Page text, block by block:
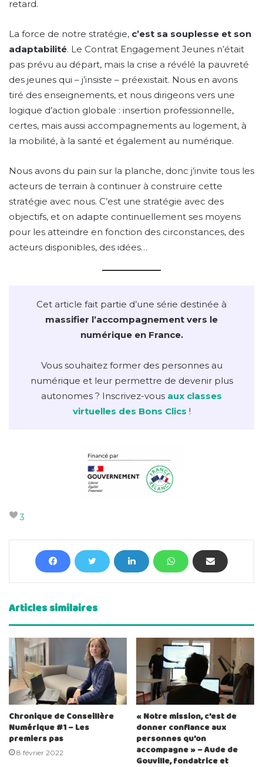
retard.
La force de notre stratégie, c’est sa souplesse et son
adaptabilité. Le Contrat Engagement Jeunes n’était
pas prévu au départ, mais la crise a révélé la pauvreté
des jeunes qui – j’insiste – préexistait. Nous en avons
tiré des enseignements, et nous dirigeons vers une
logique d’action globale : insertion professionnelle,
certes, mais aussi accompagnements au logement, à
la mobilité, à la santé et également au numérique.
Nous avons du pain sur la planche, donc j’invite tous les
acteurs de terrain à continuer à construire cette
stratégie avec nous. C’est une stratégie avec des
objectifs, et on adapte continuellement ses moyens
pour les atteindre en fonction des circonstances, des
acteurs disponibles, des idées…
Cet article fait partie d’une série destinée à
massifier l’accompagnement vers le
numérique en France.
Vous souhaitez former des personnes au
numérique et leur permettre de devenir plus
autonomes ? Inscrivez-vous aux classes
virtuelles des Bons Clics !
3
Articles similaires
Chronique de Conseillère
Numérique #1 – Les
premiers pas
8 février 2022
« Notre mission, c’est de
donner confiance aux
personnes qu’on
accompagne » – Aude de
Gouville, fondatrice et